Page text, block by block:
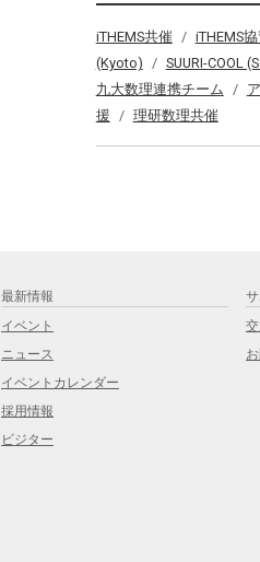
iTHEMS共催 iTHEMS
(Kyoto)
SUURI-COOL
九大数理連携チーム
援
理研数理共催
最新情報
イベント
ニュース
イベントカレンダー
採用情報
ビジター